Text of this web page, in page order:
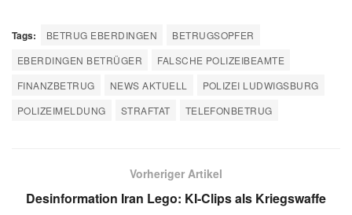
Tags: BETRUG EBERDINGEN
BETRUGSOPFER
EBERDINGEN BETRÜGER
FALSCHE POLIZEIBEAMTE
FINANZBETRUG
NEWS AKTUELL
POLIZEI LUDWIGSBURG
POLIZEIMELDUNG
STRAFTAT TELEFONBETRUG
Vorheriger Artikel
Desinformation Iran Lego: KI-Clips als Kriegswaffe